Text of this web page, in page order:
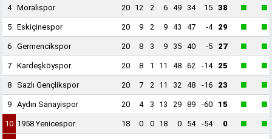
4 Moralıspor 20 12 2 6 49 34 15 38 ■ ■
5 Eskiçinespor 20 9 2 9 43 47 -4 29 ■ ■
6 Germencikspor 20 8 3 9 35 40 -5 27 ■ ■
7 Kardeşköyspor 20 8 1 11 48 62 -14 25 ■ ■
8 Sazlı Gençlikspor 20 7 2 11 32 48 -16 23 ■ ■
9 Aydın Sanayispor 20 4 3 13 29 89 -60 15 ■ ■
10 1958 Yenicespor 18 0 0 18 0 54 -54 0 ■ ■